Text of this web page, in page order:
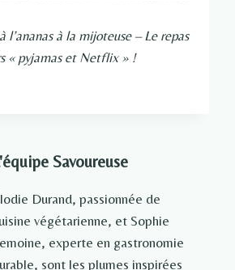
l’ananas à la mijoteuse – Le repas
« pyjamas et Netflix » !
Savoureuse
Durand, passionnée de
végétarienne, et Sophie
experte en gastronomie
sont les plumes inspirées